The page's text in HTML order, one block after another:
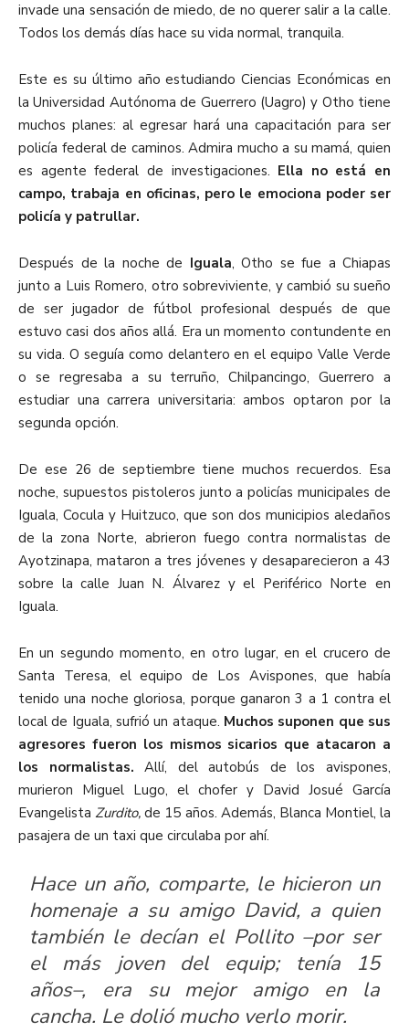
invade una sensación de miedo, de no querer salir a la calle.
Todos los demás días hace su vida normal, tranquila.
Este es su último año estudiando Ciencias Económicas en
la Universidad Autónoma de Guerrero (Uagro) y Otho tiene
muchos planes: al egresar hará una capacitación para ser
policía federal de caminos. Admira mucho a su mamá, quien
es agente federal de investigaciones. Ella no está en
campo, trabaja en oficinas, pero le emociona poder ser
policía y patrullar.
Después de la noche de Iguala, Otho se fue a Chiapas
junto a Luis Romero, otro sobreviviente, y cambió su sueño
de ser jugador de fútbol profesional después de que
estuvo casi dos años allá. Era un momento contundente en
su vida. O seguía como delantero en el equipo Valle Verde
o se regresaba a su terruño, Chilpancingo, Guerrero a
estudiar una carrera universitaria: ambos optaron por la
segunda opción.
De ese 26 de septiembre tiene muchos recuerdos. Esa
noche, supuestos pistoleros junto a policías municipales de
Iguala, Cocula y Huitzuco, que son dos municipios aledaños
de la zona Norte, abrieron fuego contra normalistas de
Ayotzinapa, mataron a tres jóvenes y desaparecieron a 43
sobre la calle Juan N. Álvarez y el Periférico Norte en
Iguala.
En un segundo momento, en otro lugar, en el crucero de
Santa Teresa, el equipo de Los Avispones, que había
tenido una noche gloriosa, porque ganaron 3 a 1 contra el
local de Iguala, sufrió un ataque. Muchos suponen que sus
agresores fueron los mismos sicarios que atacaron a
los normalistas. Allí, del autobús de los avispones,
murieron Miguel Lugo, el chofer y David Josué García
EvangelistaZurdito,de 15 años. Además, Blanca Montiel, la
pasajera de un taxi que circulaba por ahí.
Hace un año, comparte, le hicieron un
homenaje a su amigo David, a quien
también le decían el Pollito–por ser
el más joven del equip; tenía 15
años–, era su mejor amigo en la
cancha. Le dolió mucho verlo morir.